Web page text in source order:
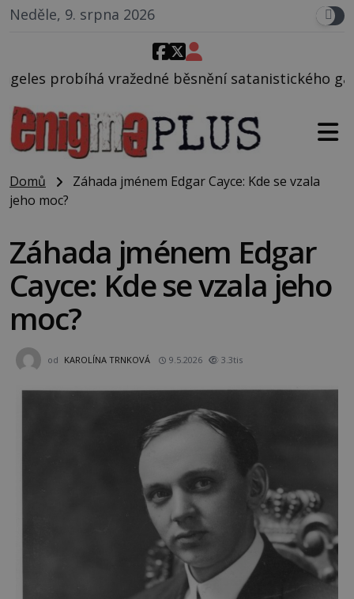
Neděle, 9. srpna 2026
běsnění satanistického gangu vedeného
Domů
Záhada jménem Edgar Cayce: Kde se vzala
jeho moc?
Záhada jménem Edgar
Cayce: Kde se vzala jeho
moc?
od KAROLÍNA TRNKOVÁ 9.5.2026 3.3tis